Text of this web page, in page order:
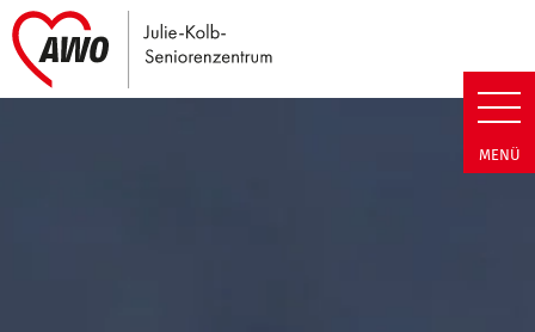
Julie-Kolb-Seniorenzentrum |
MENÜ